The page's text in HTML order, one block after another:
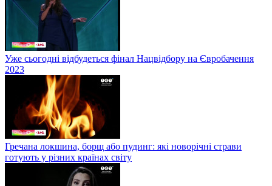
Добрі справи: Неля Шовкопляс і Єгор Гордєєв завітали до
львівського шелтера для вагітних і породіль
ФІФА проти Зеленського, Атомні станції набрали потужності,
росіяни готуються до боїв у Мелітополі
Продавала ляльки-мотанки на допомогу ЗСУ: історія Кіри